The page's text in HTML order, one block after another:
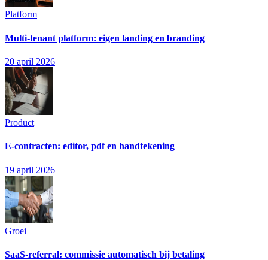
Platform
Multi-tenant platform: eigen landing en branding
20 april 2026
Product
E-contracten: editor, pdf en handtekening
19 april 2026
Groei
SaaS-referral: commissie automatisch bij betaling